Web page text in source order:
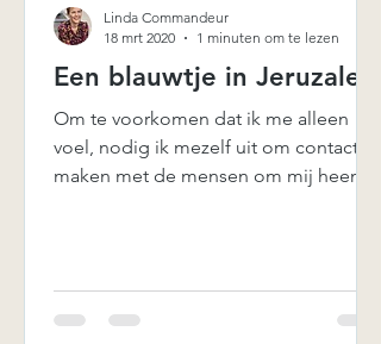
Een blauwtje in Jeruzalem
Om te voorkomen dat ik me alleen
voel, nodig ik mezelf uit om contact te
maken met de mensen om mij heen.
Linda Commandeur
18 mrt 2020
1 minuten om te lezen